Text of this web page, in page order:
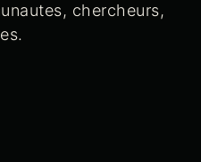
chercheurs,